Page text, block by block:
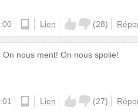
androidLien (28)
nous ment! On nous spolie!
androidLien (27)